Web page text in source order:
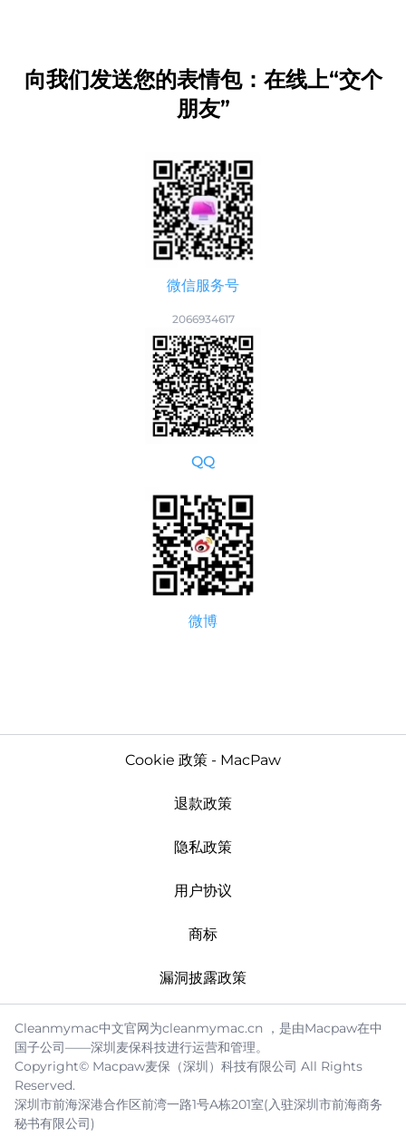
向我们发送您的表情包：在线上“交个
朋友”
微信服务号
2066934617
QQ
微博
Cookie 政策 - MacPaw
退款政策
隐私政策
用户协议
商标
漏洞披露政策
Cleanmymac中文官网为cleanmymac.cn ，是由Macpaw在中
国子公司——深圳麦保科技进行运营和管理。
Copyright© Macpaw麦保（深圳）科技有限公司 All Rights
Reserved.
深圳市前海深港合作区前湾一路1号A栋201室(入驻深圳市前海商务
秘书有限公司)